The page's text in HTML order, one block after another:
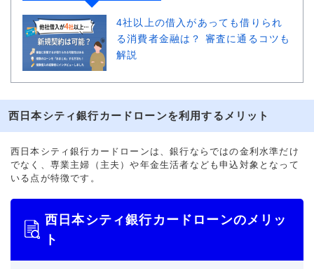
4社以上の借入があっても借りられ
る消費者金融は？ 審査に通るコツも
解説
西日本シティ銀行カードローンを利用するメリット
西日本シティ銀行カードローンは、銀行ならではの金利水準だけ
でなく、専業主婦（主夫）や年金生活者なども申込対象となって
いる点が特徴です。
西日本シティ銀行カードローンのメリッ
ト